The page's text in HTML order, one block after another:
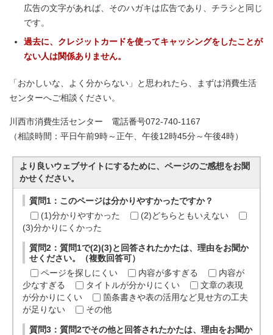
広告の文字があれば、そのハガキは広告であり、チラシと同じ
です。
過去に、クレジットカードを使ってキャッシングをしたことが
ない人は関係ありません。
「おかしいな、よく分からない」と思われたら、まずは消費生活
センターへご相談ください。
川西市消費生活センター 電話番号072-740-1167
（相談時間：平日午前9時～正午、午後12時45分～午後4時）
より良いウェブサイトにするために、ページのご感想をお聞
かせください。
質問1：このページは分かりやすかったですか？
(1)分かりやすかった
(2)どちらともいえない
(3)分かりにくかった
質問2：質問1で(2)(3)と回答されたかたは、理由をお聞か
せください。（複数回答可）
ページを探しにくい
内容が多すぎる
内容が
少なすぎる
タイトルが分かりにくい
文章の表現
が分かりにくい
箇条書きや表の活用など見せ方の工夫
が足りない
その他
質問3：質問2でその他と回答されたかたは、理由をお聞か